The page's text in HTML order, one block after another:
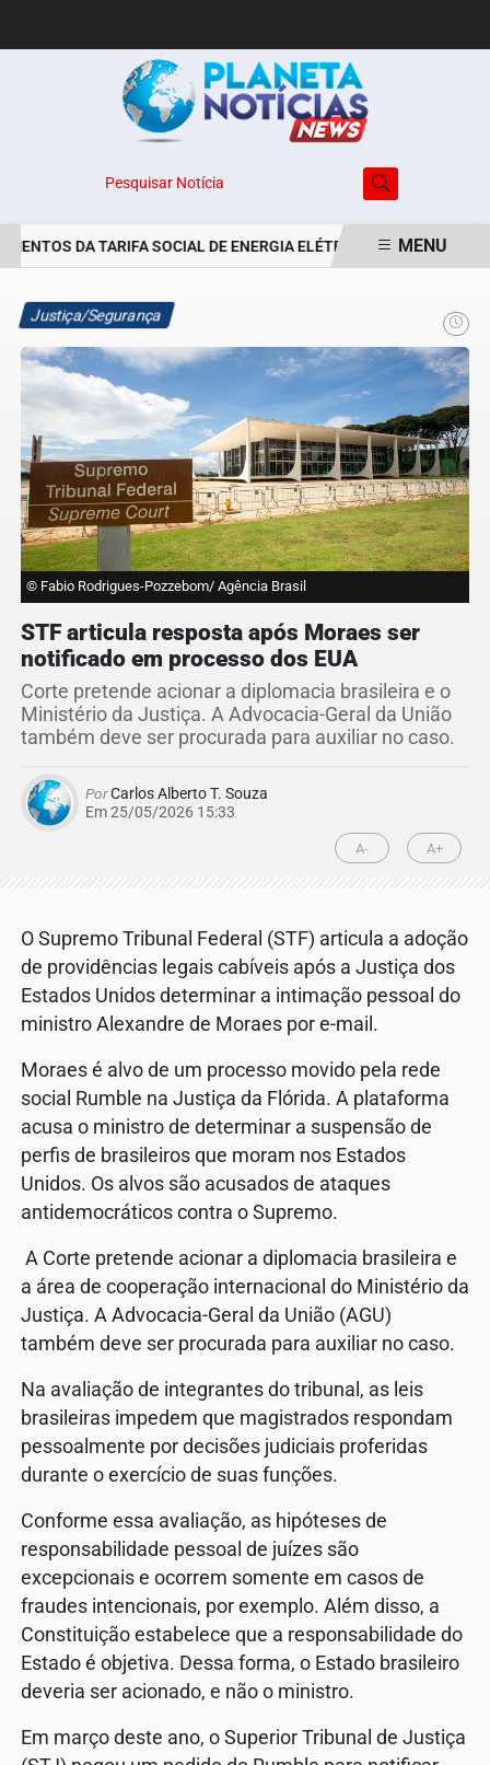
Pesquisar Notícia
DA TARIFA SOCIAL DE ENERGIA ELÉTRICA SÃO MENU
Justiça/Segurança
© Fabio Rodrigues-Pozzebom/ Agência Brasil
STF articula resposta após Moraes ser
notificado em processo dos EUA
Corte pretende acionar a diplomacia brasileira e o
Ministério da Justiça. A Advocacia-Geral da União
também deve ser procurada para auxiliar no caso.
PorCarlos Alberto T. Souza
Em 25/05/2026 15:33
A- A+
O Supremo Tribunal Federal (STF) articula a adoção
de providências legais cabíveis após a Justiça dos
Estados Unidos determinar a intimação pessoal do
ministro Alexandre de Moraes por e-mail.
Moraes é alvo de um processo movido pela rede
social Rumble na Justiça da Flórida. A plataforma
acusa o ministro de determinar a suspensão de
perfis de brasileiros que moram nos Estados
Unidos. Os alvos são acusados de ataques
antidemocráticos contra o Supremo.
A Corte pretende acionar a diplomacia brasileira e
a área de cooperação internacional do Ministério da
Justiça. A Advocacia-Geral da União (AGU)
também deve ser procurada para auxiliar no caso.
Na avaliação de integrantes do tribunal, as leis
brasileiras impedem que magistrados respondam
pessoalmente por decisões judiciais proferidas
durante o exercício de suas funções.
Conforme essa avaliação, as hipóteses de
responsabilidade pessoal de juízes são
excepcionais e ocorrem somente em casos de
fraudes intencionais, por exemplo. Além disso, a
Constituição estabelece que a responsabilidade do
Estado é objetiva. Dessa forma, o Estado brasileiro
deveria ser acionado, e não o ministro.
Em março deste ano, o Superior Tribunal de Justiça